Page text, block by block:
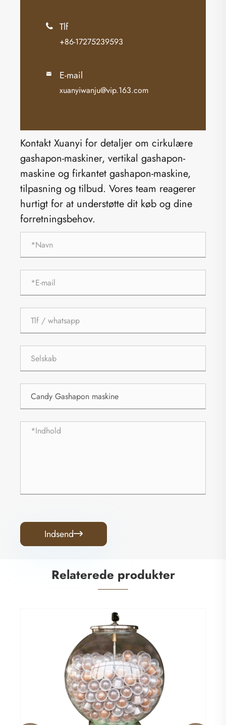
 Tlf
+86-17275239593
 E-mail
xuanyiwanju@vip.163.com
Kontakt Xuanyi for detaljer om cirkulære
gashapon-maskiner, vertikal gashapon-
maskine og firkantet gashapon-maskine,
tilpasning og tilbud. Vores team reagerer
hurtigt for at understøtte dit køb og dine
forretningsbehov.
Indsend
Relaterede produkter